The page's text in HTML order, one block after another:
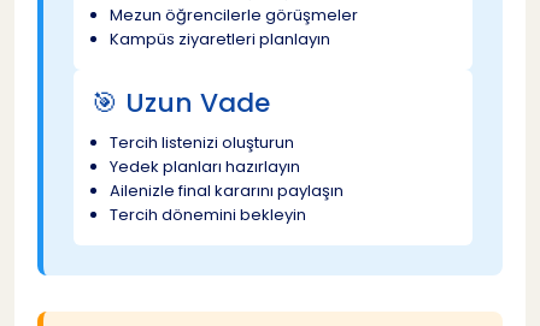
Mezun öğrencilerle görüşmeler
Kampüs ziyaretleri planlayın
🎯 Uzun Vade
Tercih listenizi oluşturun
Yedek planları hazırlayın
Ailenizle final kararını paylaşın
Tercih dönemini bekleyin